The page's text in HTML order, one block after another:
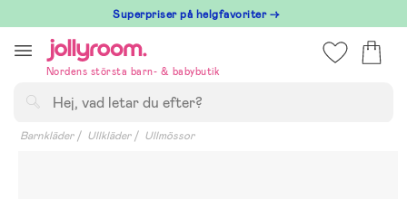
till
innehållet
Superpriser på helgfavoriter →
Nordens största barn- & babybutik
Barnkläder Ullkläder Ullmössor